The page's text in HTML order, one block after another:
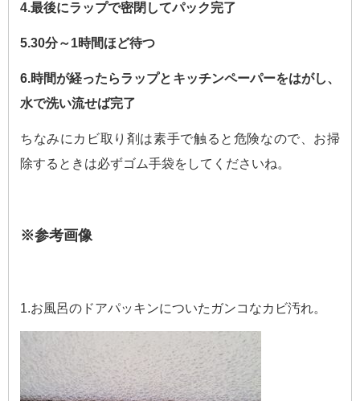
4.最後にラップで密閉してパック完了
5.30分～1時間ほど待つ
6.時間が経ったらラップとキッチンペーパーをはがし、
水で洗い流せば完了
ちなみにカビ取り剤は素手で触ると危険なので、お掃
除するときは必ずゴム手袋をしてくださいね。
※参考画像
1.お風呂のドアパッキンについたガンコなカビ汚れ。